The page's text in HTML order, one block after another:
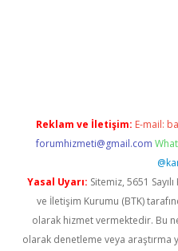
Reklam ve İletişim: E-mail:
forumhizmeti@gmail.com
Yasal Uyarı: Sitemiz, 5651
ve İletişim Kurumu (BTK)
olarak hizmet vermektedir. Bu
olarak denetleme veya araştırma